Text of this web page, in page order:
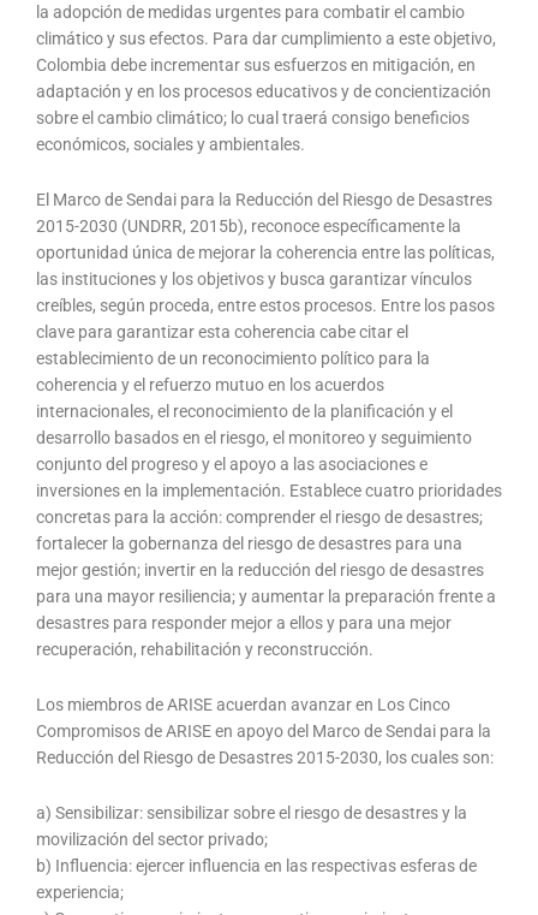
la adopción de medidas urgentes para combatir el cambio
climático y sus efectos. Para dar cumplimiento a este objetivo,
Colombia debe incrementar sus esfuerzos en mitigación, en
adaptación y en los procesos educativos y de concientización
sobre el cambio climático; lo cual traerá consigo beneficios
económicos, sociales y ambientales.
El Marco de Sendai para la Reducción del Riesgo de Desastres
2015-2030 (UNDRR, 2015b), reconoce específicamente la
oportunidad única de mejorar la coherencia entre las políticas,
las instituciones y los objetivos y busca garantizar vínculos
creíbles, según proceda, entre estos procesos. Entre los pasos
clave para garantizar esta coherencia cabe citar el
establecimiento de un reconocimiento político para la
coherencia y el refuerzo mutuo en los acuerdos
internacionales, el reconocimiento de la planificación y el
desarrollo basados en el riesgo, el monitoreo y seguimiento
conjunto del progreso y el apoyo a las asociaciones e
inversiones en la implementación. Establece cuatro prioridades
concretas para la acción: comprender el riesgo de desastres;
fortalecer la gobernanza del riesgo de desastres para una
mejor gestión; invertir en la reducción del riesgo de desastres
para una mayor resiliencia; y aumentar la preparación frente a
desastres para responder mejor a ellos y para una mejor
recuperación, rehabilitación y reconstrucción.
Los miembros de ARISE acuerdan avanzar en Los Cinco
Compromisos de ARISE en apoyo del Marco de Sendai para la
Reducción del Riesgo de Desastres 2015-2030, los cuales son:
a) Sensibilizar: sensibilizar sobre el riesgo de desastres y la
movilización del sector privado;
b) Influencia: ejercer influencia en las respectivas esferas de
experiencia;